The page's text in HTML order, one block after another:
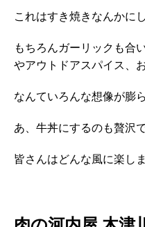
これはすき焼きなんかに
もちろんガーリックも合
やアウトドアスパイス、
なんていろんな想像が膨
あ、牛丼にするのも贅沢
皆さんはどんな風に楽し